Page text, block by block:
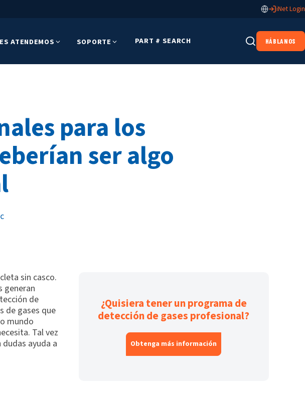
iNet Login
ATENDEMOS SOPORTE PART # SEARCH HÁBLANOS
para los
ser algo
sin casco.
generan
de
de gases que
mundo
Tal vez
ayuda a
¿Quisiera tener un programa de
detección de gases profesional?
Obtenga más información